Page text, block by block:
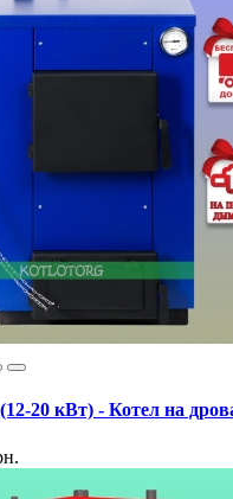
20 кВт) - Котел на